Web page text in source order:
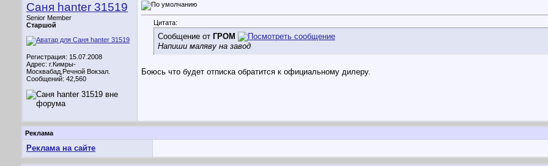
Саня hanter 31519
Senior Member
Старшой
Регистрация: 15.07.2008
Адрес: г.Кимры-
Москвабад,Речной Вокзал.
Сообщений: 42,560
Цитата:
Сообщение от ГРОМ
Напиши маляву на завод
Боюсь что будет отписка обратится к официальному дилеру.
Реклама
Реклама на сайте